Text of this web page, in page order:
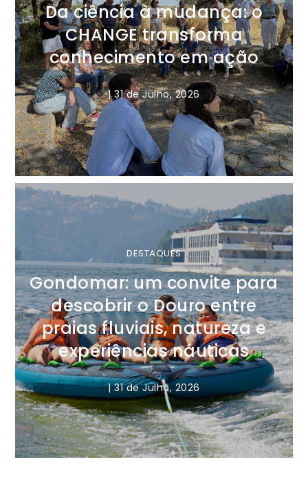
Da ciência à mudança: o
CHANGE transforma
conhecimento em ação
|31 de Julho, 2026
DESTAQUES
Gondomar: um convite para
descobrir o Douro entre
praias fluviais, natureza e
experiências náuticas
|31 de Julho, 2026